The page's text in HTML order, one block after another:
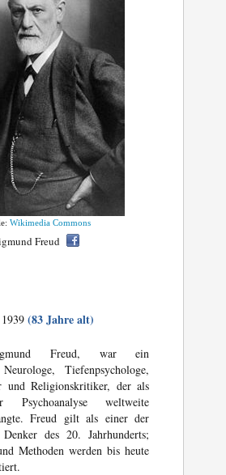
Wikimedia Commons
Freud
1939(83 Jahre alt)
Freud, war ein
Tiefenpsychologe,
und Religionskritiker, der als
Psychoanalyse weltweite
Freud gilt als einer der
Denker des 20. Jahrhunderts;
Methoden werden bis heute